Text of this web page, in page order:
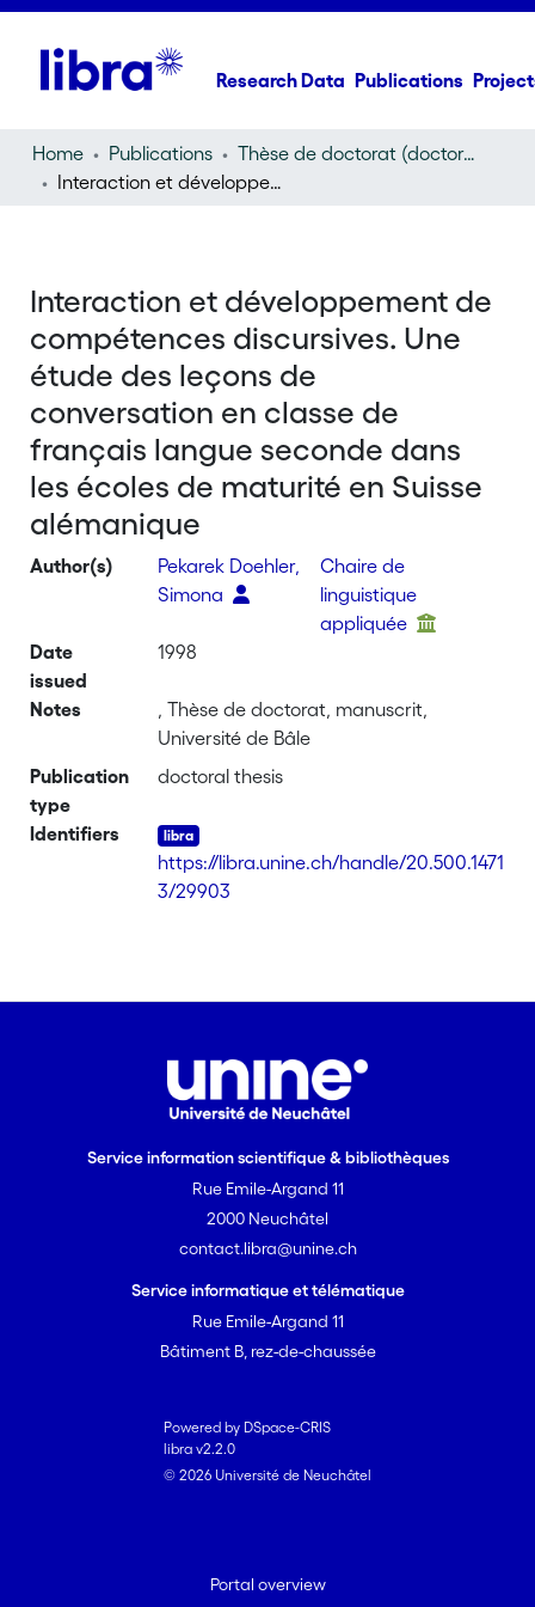
Research Data Publications
Home Publications
Thèse de doctorat (doctoral thesis)
Interaction et développement de compétences discursives. Une étude des leçons de conversation en classe de français langue seconde dans les écoles de maturité en Suisse alémanique
Interaction et développement de
compétences discursives. Une
étude des leçons de
conversation en classe de
français langue seconde dans
les écoles de maturité en Suisse
alémanique
Author(s)
Pekarek Doehler,
Simona
Chaire de
linguistique
appliquée
Date
issued
1998
Notes
, Thèse de doctorat, manuscrit,
Université de Bâle
Publication
type
doctoral thesis
Identifiers
https://libra.unine.ch/handle/20.500.1471
3/29903
Service information scientifique & bibliothèques
Rue Emile-Argand 11
2000 Neuchâtel
contact.libra@unine.ch
Service informatique et télématique
Rue Emile-Argand 11
Bâtiment B, rez-de-chaussée
Powered by DSpace-CRIS
libra v2.2.0
© 2026 Université de Neuchâtel
Portal overview